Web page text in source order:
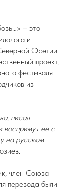
– это
и
Осетии
проект,
фестиваля
из
писал
воспримут ее с
на русском
член Союза
перевода были